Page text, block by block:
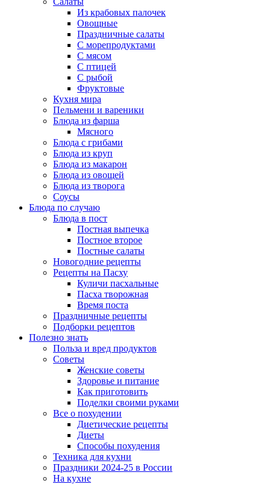
Из крабовых палочек
Овощные
Праздничные салаты
С морепродуктами
С мясом
С птицей
С рыбой
Фруктовые
Кухня мира
Пельмени и вареники
Блюда из фарша
Мясного
Блюда с грибами
Блюда из круп
Блюда из макарон
Блюда из овощей
Блюда из творога
Соусы
Блюда по случаю
Блюда в пост
Постная выпечка
Постное второе
Постные салаты
Новогодние рецепты
Рецепты на Пасху
Куличи пасхальные
Пасха творожная
Время поста
Праздничные рецепты
Подборки рецептов
Полезно знать
Польза и вред продуктов
Советы
Женские советы
Здоровье и питание
Как приготовить
Поделки своими руками
Все о похудении
Диетические рецепты
Диеты
Способы похудения
Техника для кухни
Праздники 2024-25 в России
На кухне